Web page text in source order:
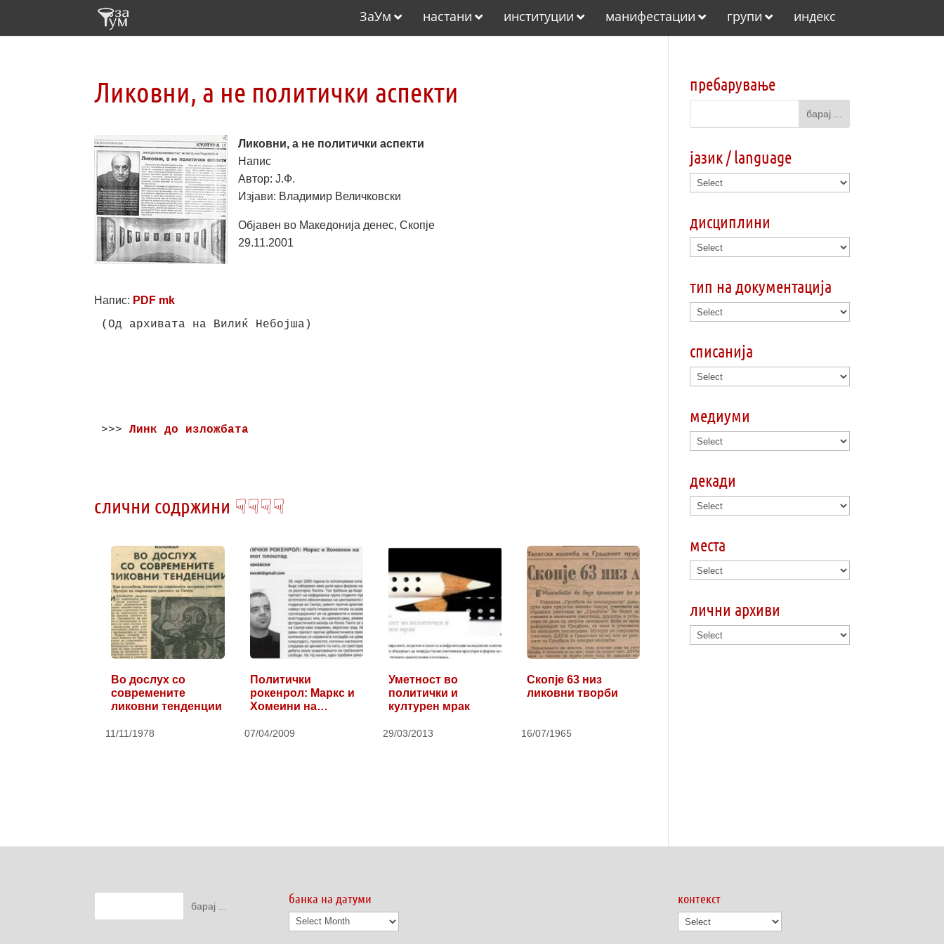
ЗаУм настани институции манифестации групи индекс
Ликовни, а не политички аспекти
Ликовни, а не политички аспекти
Напис
Автор: Ј.Ф.
Изјави: Владимир Величковски
Објавен во Македонија денес, Скопје
29.11.2001
Напис: PDF mk
(Од архивата на Вилиќ Небојша)
>>> Линк до изложбата
слични содржини ☟☟☟☟
Во дослух со
современите
ликовни тенденции
11/11/1978
Политички
рокенрол: Маркс и
Хомеини на
07/04/2009
Уметност во
политички и
културен мрак
29/03/2013
Скопје 63 низ
ликовни творби
16/07/1965
пребарување
јазик / language
дисциплини
тип на документација
списанија
медиуми
декади
места
лични архиви
банка на датуми
банка
контекст